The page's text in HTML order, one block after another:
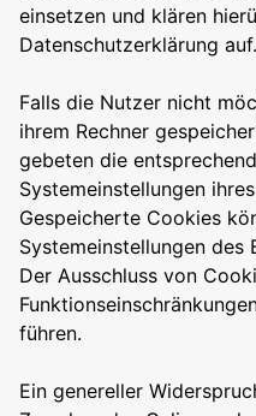
einsetzen und klären
Datenschutzerklärung auf.
Falls die Nutzer nicht
ihrem Rechner
gebeten die
Systemeinstellungen
Gespeicherte Cookies
Systemeinstellungen des
Der Ausschluss von
führen.
Ein genereller